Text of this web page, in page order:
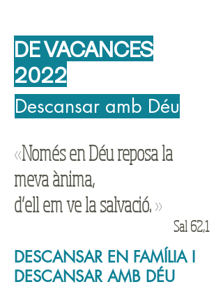
DE VACANCES
2022
Descansar amb Déu
«Només en Déu reposa la
meva ànima,
d’ell em ve la salvació.»
Sal 62,1
DESCANSAR EN FAMÍLIA I
DESCANSAR AMB DÉU